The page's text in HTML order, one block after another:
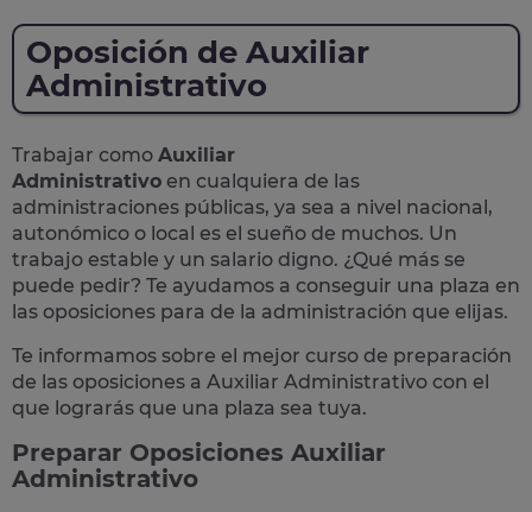
Oposición de Auxiliar
Administrativo
Trabajar como Auxiliar
Administrativo en cualquiera de las
administraciones públicas, ya sea a nivel nacional,
autonómico o local es el sueño de muchos. Un
trabajo estable y un salario digno. ¿Qué más se
puede pedir? Te ayudamos a conseguir una plaza en
las oposiciones para de la administración que elijas.
Te informamos sobre el mejor curso de preparación
de las oposiciones a Auxiliar Administrativo con el
que lograrás que una plaza sea tuya.
Preparar Oposiciones Auxiliar
Administrativo